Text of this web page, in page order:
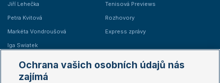
Jiří Lehečka
Petra Kvitová
Markéta Vondroušová
Iga Swiatek
Tenisová Previews
Rozhovory
Express zprávy
Žebříčky
Ochrana vašich osobních údajů nás
zajímá